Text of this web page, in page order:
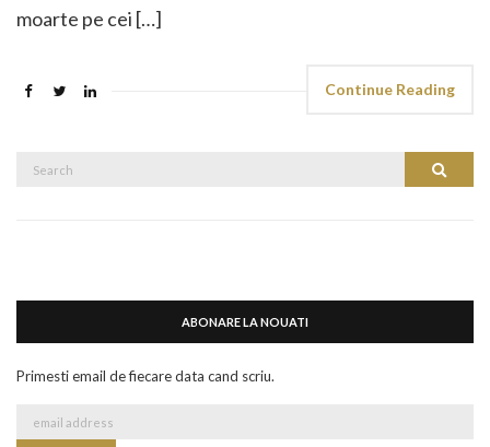
moarte pe cei […]
Continue Reading
Search
ABONARE LA NOUATI
Primesti email de fiecare data cand scriu.